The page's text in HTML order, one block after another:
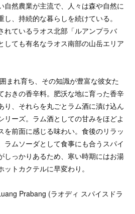
自然農業が主流で、人々は森や自然に
、持続的な暮らしを続けている。
れているラオス北部「ルアンプラバ
しても有名なラオス南部の山岳エリア
まれ育ち、その知識が豊富な彼女た
おきの香辛料。肥沃な地に育った香辛
り、それらを丸ごとラム酒に漬け込ん
リーズ。ラム酒としての甘みをほどよ
を前面に感じる味わい。食後のリラッ
ラムソーダとして食事にも合うスパイ
しっかりあるため、寒い時期にはお湯
トカクテルに早変わり。
Prabang (ラオディ スパイスドラ